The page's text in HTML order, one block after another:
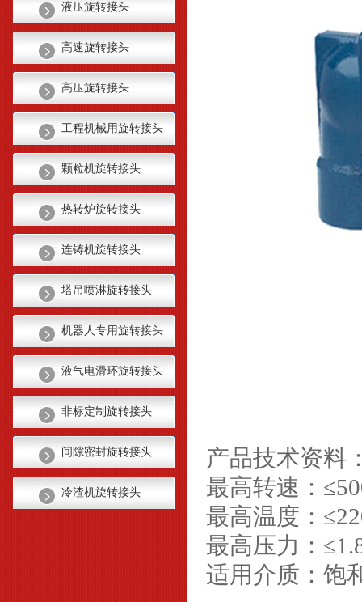
产品技术资料
最高转速：
最高温度：
最高压力：
适用介质：饱
液压旋转接头
高速旋转接头
高压旋转接头
工程机械用旋转接头
颗粒机旋转接头
热转炉旋转接头
连铸机旋转接头
塔吊喷淋旋转接头
机器人专用旋转接头
液气电滑环旋转接头
非标定制旋转接头
间隙密封旋转接头
冷渣机旋转接头